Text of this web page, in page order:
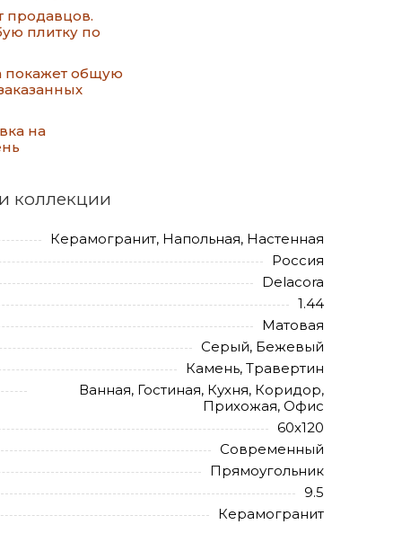
продавцов.
плитку по
покажет общую
на
коллекции
Керамогранит, Напольная, Настенная
Россия
Delacora
1.44
Матовая
Серый, Бежевый
Камень, Травертин
Ванная, Гостиная, Кухня, Коридор,
Прихожая, Офис
60х120
Современный
Прямоугольник
9.5
Керамогранит